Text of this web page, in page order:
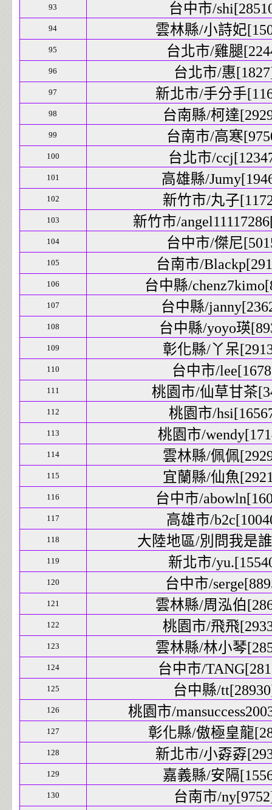
93 台中市/
94 雲林縣/小詩妃
95 台北市/雞腿
96 台北市/惠
97 新北市/手分手
98 台南縣/柯達
99 台南市/高寒
100 台北市/
101 高雄縣/
102 新竹市/丸子
103 新竹市/
104 台中市/傑尼
105 台南市/
106 台中縣/
107 台中縣/
108 台中縣/yoyo瑛
109 彰化縣/丫呆
110 台中市/
111 桃園市/仙草甘茶
112 桃園市/
113 桃園市/
114 雲林縣/佩佩
115 宜蘭縣/仙魚
116 台中市/
117 高雄市/
118 大陸地區/別問我是
119 新北市/
120 台中市/
121 雲林縣/周泓伯
122 桃園市/飛飛
123 雲林縣/林小琴
124 台中市/
125 台中縣/
126 桃園市/
127 彰化縣/傲極皇龍
128 新北市/小孬孬
129 嘉義縣/安隔
130 台南市/